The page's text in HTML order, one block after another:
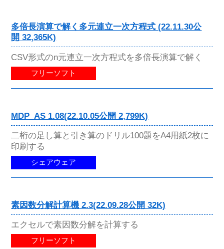
多倍長演算で解く多元連立一次方程式 (22.11.30公
開 32,365K)
CSV形式のn元連立一次方程式を多倍長演算で解く
フリーソフト
MDP_AS 1.08(22.10.05公開 2,799K)
二桁の足し算と引き算のドリル100題をA4用紙2枚に
印刷する
シェアウェア
素因数分解計算機 2.3(22.09.28公開 32K)
エクセルで素因数分解を計算する
フリーソフト